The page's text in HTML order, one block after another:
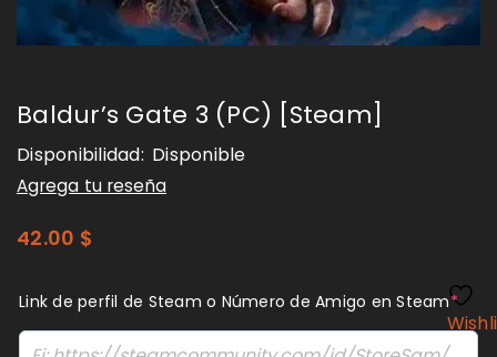
Baldur’s Gate 3 (PC) [Steam]
Disponibilidad: Disponible
Agrega tu reseña
42.00 $
Link de perfil de Steam o Número de Amigo en Steam*